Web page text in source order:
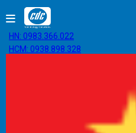
HN: 0983.366.022
HCM: 0938.898.328